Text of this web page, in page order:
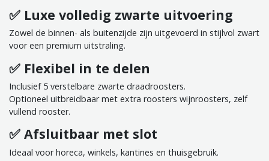
✅ Luxe volledig zwarte uitvoering
Zowel de binnen- als buitenzijde zijn uitgevoerd in stijlvol zwart
voor een premium uitstraling.
✅ Flexibel in te delen
Inclusief 5 verstelbare zwarte draadroosters.
Optioneel uitbreidbaar met extra roosters wijnroosters, zelf
vullend rooster.
✅ Afsluitbaar met slot
Ideaal voor horeca, winkels, kantines en thuisgebruik.